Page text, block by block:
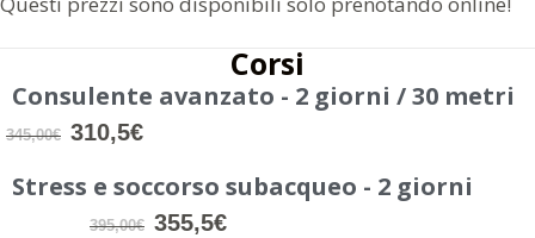
u
o
Corsi
Consulente avanzato - 2 giorni / 30 metri
345,00€ 310,5€
Stress e soccorso subacqueo - 2 giorni
395,00€ 355,5€